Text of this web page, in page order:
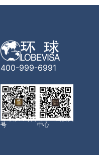
400-999-6991
环球移民订阅
号
环球出国会员
中心